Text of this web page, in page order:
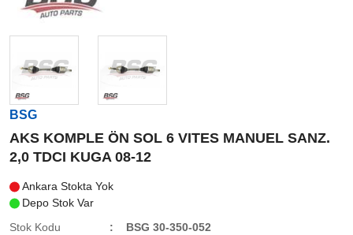
BSG
AKS KOMPLE ÖN SOL 6 VITES MANUEL SANZ.
2,0 TDCI KUGA 08-12
Ankara Stokta Yok
Depo Stok Var
Stok Kodu
BSG 30-350-052